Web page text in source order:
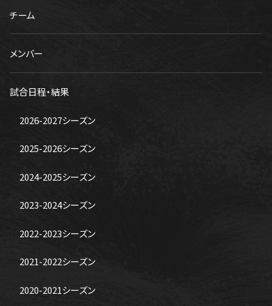
チーム
メンバー
試合日程・結果
2026-2027シーズン
2025-2026シーズン
2024-2025シーズン
2023-2024シーズン
2022-2023シーズン
2021-2022シーズン
2020-2021シーズン